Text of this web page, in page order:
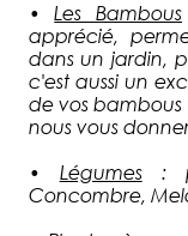
•Les Bambous
apprécié,
dans un jardin,
c'est aussi un
de vos
nous vous
• Légumes:
Concombre,